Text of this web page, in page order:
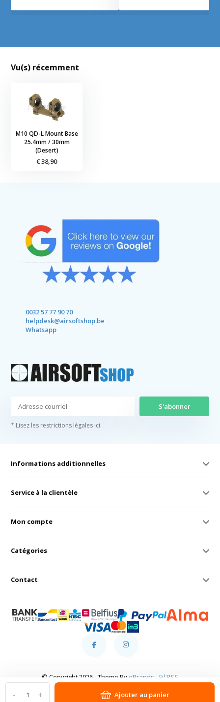
+
- Ajouter au panier
Vu(s) récemment
M10 QD-L Mount Base
25.4mm / 30mm
(Desert)
€ 38,90
0032 57 77 90 70
helpdesk@airsoftshop.be
Whatsapp
S'abonner
* Lisez les restrictions légales ici
Informations additionnelles
Service à la clientèle
Mon compte
Catégories
Contact
© Copyright 2026 - Theme By eBrands Fil RSS